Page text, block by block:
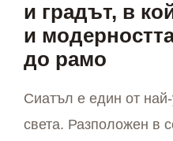
и градът, в
и
до рамо
Сиатъл е един от
света. Разположен в